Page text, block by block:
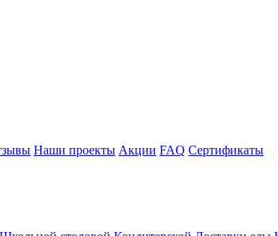
Наши проекты Акции FAQ Сертификаты